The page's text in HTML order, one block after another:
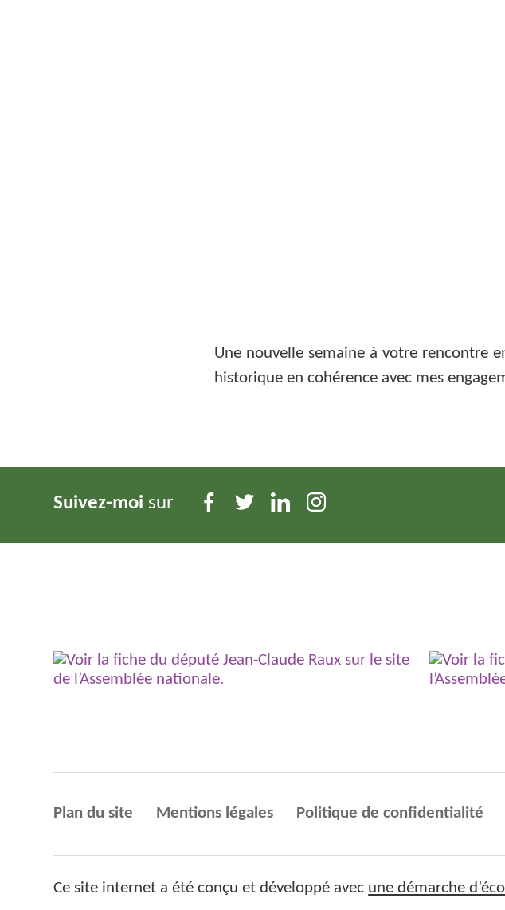
Une nouvelle semaine à votre rencontre
historique en cohérence avec mes
Suivez-moi sur
Plan du site Mentions légales Politique de confidentialité
Ce site internet a été conçu et développé avec une démarche